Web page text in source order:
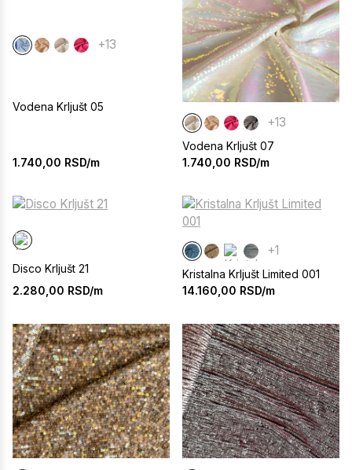
+13
Vodena Krljušt 05
1.740,00 RSD/m
+13
Vodena Krljušt 07
1.740,00 RSD/m
Disco Krljušt 21
2.280,00 RSD/m
+1
Kristalna Krljušt Limited 001
14.160,00 RSD/m